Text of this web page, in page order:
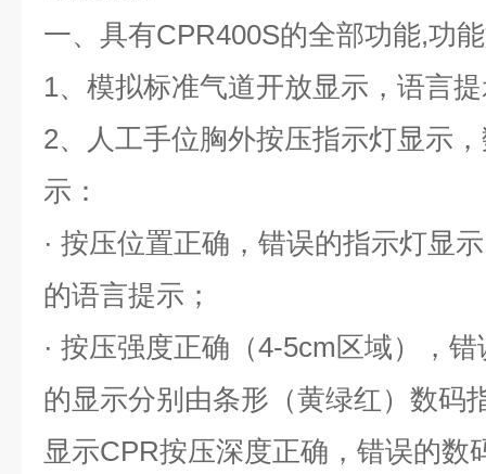
一、具有CPR400S的全部功能,功
1、模拟标准气道开放显示，语言
2、人工手位胸外按压指示灯显示
示：
· 按压位置正确，错误的指示灯显
的语言提示；
· 按压强度正确（4-5cm区域），
的显示分别由条形（黄绿红）数码
显示CPR按压深度正确，错误的数